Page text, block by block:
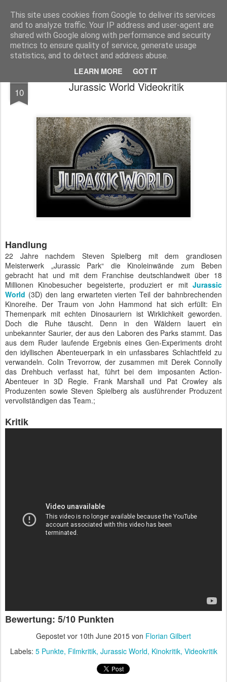
This site uses cookies from Google to deliver its services
and to analyze traffic. Your IP address and user-agent are
shared with Google along with performance and security
metrics to ensure quality of service, generate usage
statistics, and to detect and address abuse.
LEARN MORE GOT IT
MyKinoTrailer
Pages
10 Jurassic World Videokritik
Handlung
22 Jahre nachdem Steven Spielberg mit dem grandiosen
Meisterwerk „Jurassic Park“ die Kinoleinwände zum Beben
gebracht hat und mit dem Franchise deutschlandweit über 18
Millionen Kinobesucher begeisterte, produziert er mit Jurassic
World (3D) den lang erwarteten vierten Teil der bahnbrechenden
Kinoreihe. Der Traum von John Hammond hat sich erfüllt: Ein
Themenpark mit echten Dinosauriern ist Wirklichkeit geworden.
Doch die Ruhe täuscht. Denn in den Wäldern lauert ein
unbekannter Saurier, der aus den Laboren des Parks stammt. Das
aus dem Ruder laufende Ergebnis eines Gen-Experiments droht
den idyllischen Abenteuerpark in ein unfassbares Schlachtfeld zu
verwandeln. Colin Trevorrow, der zusammen mit Derek Connolly
das Drehbuch verfasst hat, führt bei dem imposanten Action-
Abenteuer in 3D Regie. Frank Marshall und Pat Crowley als
Produzenten sowie Steven Spielberg als ausführender Produzent
vervollständigen das Team.;
Kritik
Bewertung: 5/10 Punkten
Gepostet vor 10th June 2015 von Florian Gilbert
Labels: 5 Punkte Filmkritik Jurassic World Kinokritik Videokritik